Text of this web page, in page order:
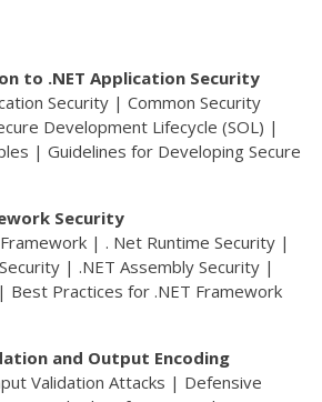
to .NET Application Security
Security | Common Security
Development Lifecycle (SOL) |
| Guidelines for Developing Secure
Security
| . Net Runtime Security |
| .NET Assembly Security |
Best Practices for .NET Framework
and Output Encoding
Validation Attacks | Defensive